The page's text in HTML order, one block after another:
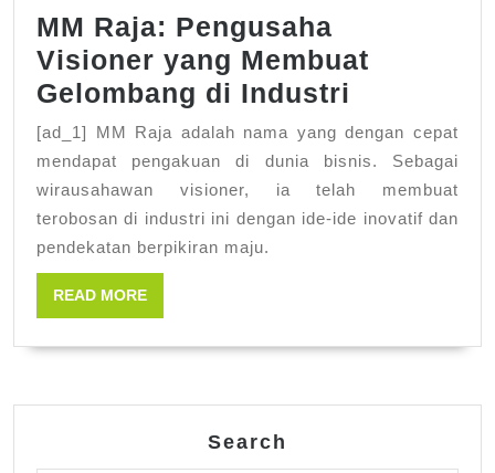
MM Raja: Pengusaha
Visioner yang Membuat
Gelombang di Industri
Raja:
Visioner
yang
Industri
[ad_1] MM Raja adalah nama yang dengan cepat
mendapat pengakuan di dunia bisnis. Sebagai
wirausahawan visioner, ia telah membuat
terobosan di industri ini dengan ide-ide inovatif dan
pendekatan berpikiran maju.
READ MOREREAD
MORE
Search